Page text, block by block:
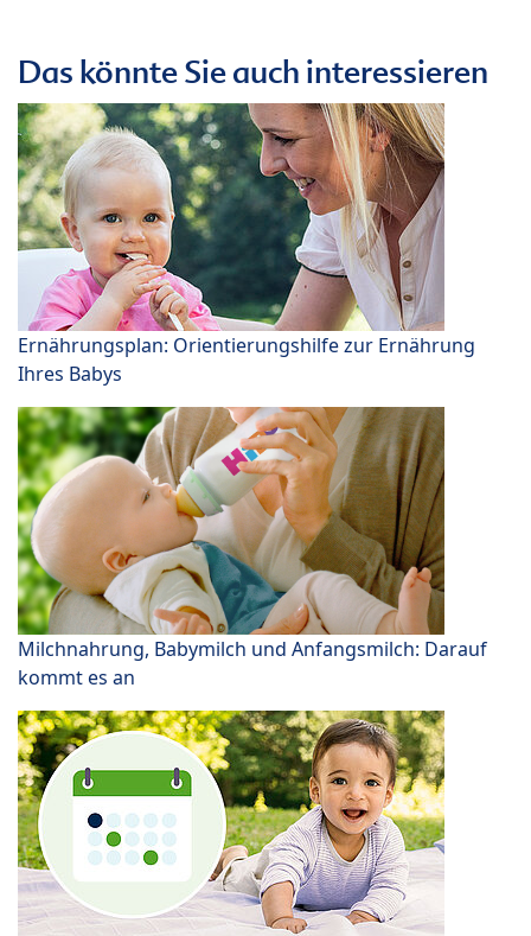
Das könnte Sie auch interessieren
Ernährungsplan: Orientierungshilfe zur Ernährung
Ihres Babys
Milchnahrung, Babymilch und Anfangsmilch: Darauf
kommt es an